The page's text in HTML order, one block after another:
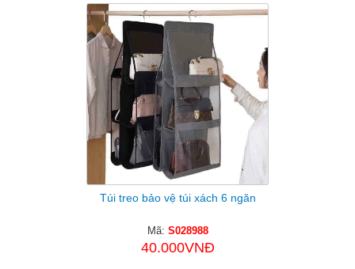
Túi treo bảo vệ túi xách 6 ngăn
Mã: S028988
40.000VNĐ